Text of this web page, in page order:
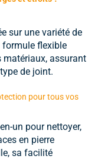
sur une variété de
formule flexible
matériaux, assurant
de joint.
pour tous vos
un pour nettoyer,
en pierre
sa facilité